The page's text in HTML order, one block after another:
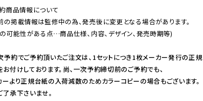
商品情報について
の掲載情報は監修中の為、発売後に変更となる場合があります。
可能性がある点…商品仕様、内容、デザイン、発売時期等)
約でご予約頂いたご注文は、1セットにつき1枚メーカー発行の正規
お付けしております。尚、一次予約締切前のご予約でも、
ーより正規台紙の入荷減数のためカラーコピーの場合もございます。
了承下さいませ。